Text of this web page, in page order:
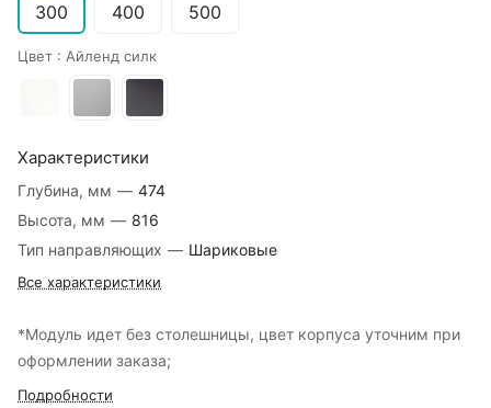
300 400 500
Цвет : Айленд силк
Характеристики
Глубина, мм — 474
Высота, мм — 816
Тип направляющих — Шариковые
Все характеристики
*Модуль идет без столешницы, цвет корпуса уточним при
оформлении заказа;
Подробности